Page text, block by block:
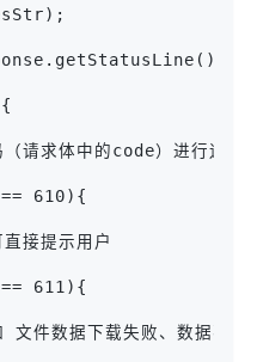
请求体中的code）进行逻辑
610){
接提示用户
611){
件数据下载失败、数据不